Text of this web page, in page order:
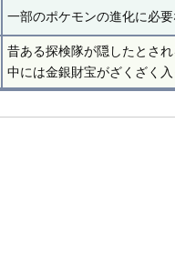
一部のポケモンの進化に必要
昔ある探検隊が隠したとされ
中には金銀財宝がざくざく